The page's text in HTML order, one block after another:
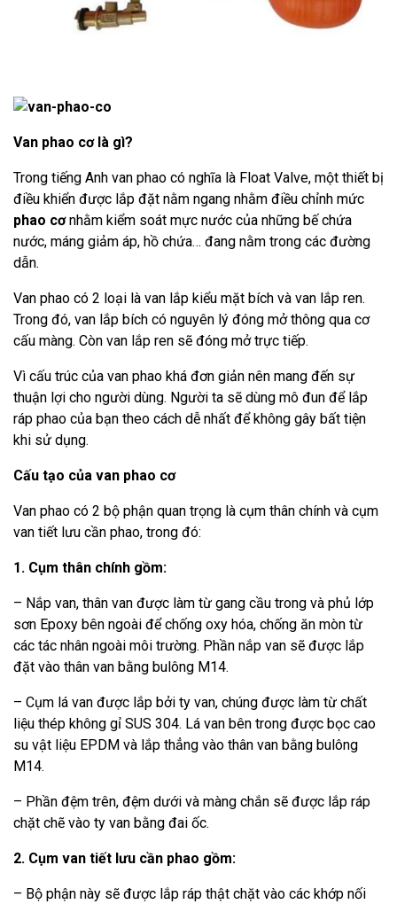
Van phao cơ là gì?
Trong tiếng Anh van phao có nghĩa là Float Valve, một thiết bị
điều khiển được lắp đặt nằm ngang nhằm điều chỉnh mức
phao cơnhằm kiểm soát mực nước của những bế chứa
nước, máng giảm áp, hồ chứa… đang nằm trong các đường
dẫn.
Van phao có 2 loại là van lắp kiểu mặt bích và van lắp ren.
Trong đó, van lắp bích có nguyên lý đóng mở thông qua cơ
cấu màng. Còn van lắp ren sẽ đóng mở trực tiếp.
Vì cấu trúc của van phao khá đơn giản nên mang đến sự
thuận lợi cho người dùng. Người ta sẽ dùng mô đun để lắp
ráp phao của bạn theo cách dễ nhất để không gây bất tiện
khi sử dụng.
Cấu tạo của van phao cơ
Van phao có 2 bộ phận quan trọng là cụm thân chính và cụm
van tiết lưu cần phao, trong đó:
1. Cụm thân chính gồm:
– Nắp van, thân van được làm từ gang cầu trong và phủ lớp
sơn Epoxy bên ngoài để chống oxy hóa, chống ăn mòn từ
các tác nhân ngoài môi trường. Phần nắp van sẽ được lắp
đặt vào thân van bằng bulông M14.
– Cụm lá van được lắp bởi ty van, chúng được làm từ chất
liệu thép không gỉ SUS 304. Lá van bên trong được bọc cao
su vật liệu EPDM và lắp thẳng vào thân van bằng bulông
M14.
– Phần đệm trên, đệm dưới và màng chắn sẽ được lắp ráp
chặt chẽ vào ty van bằng đai ốc.
2. Cụm van tiết lưu cần phao gồm:
– Bộ phận này sẽ được lắp ráp thật chặt vào các khớp nối